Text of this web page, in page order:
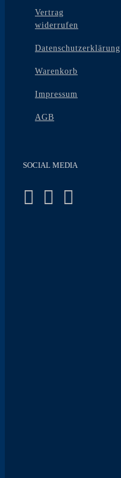
Vertrag
widerrufen
Datenschutzerklärung
Warenkorb
Impressum
AGB
SOCIAL MEDIA